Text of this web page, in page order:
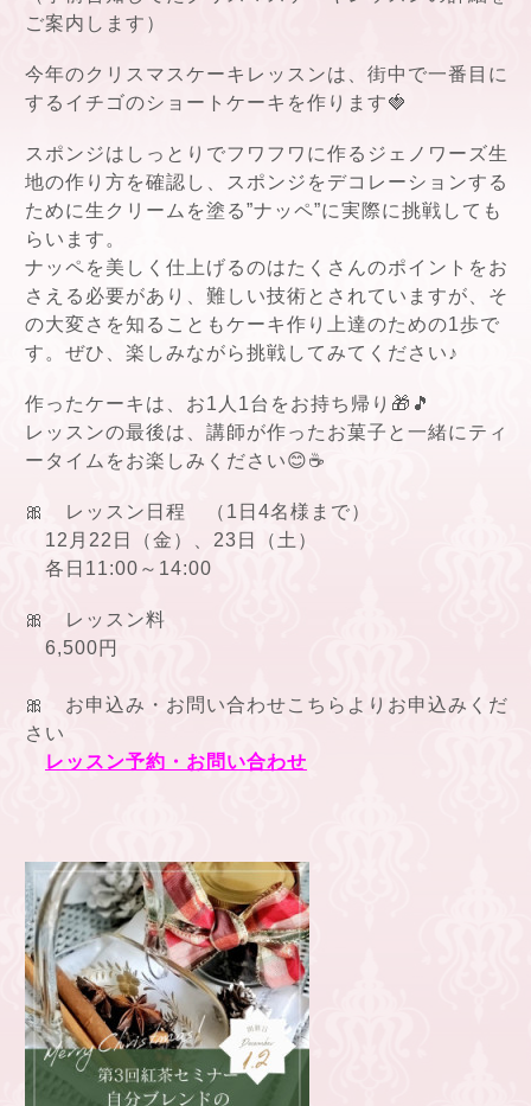
ご案内します）
今年のクリスマスケーキレッスンは、街中で一番目に
するイチゴのショートケーキを作ります🍓
スポンジはしっとりでフワフワに作るジェノワーズ生
地の作り方を確認し、スポンジをデコレーションする
ために生クリームを塗る”ナッペ”に実際に挑戦しても
らいます。
ナッペを美しく仕上げるのはたくさんのポイントをお
さえる必要があり、難しい技術とされていますが、そ
の大変さを知ることもケーキ作り上達のための1歩で
す。ぜひ、楽しみながら挑戦してみてください♪
作ったケーキは、お1人1台をお持ち帰り🎁🎵
レッスンの最後は、講師が作ったお菓子と一緒にティ
ータイムをお楽しみください😊☕
🎀 レッスン日程 （1日4名様まで）
12月22日（金）、23日（土）
各日11:00～14:00
🎀 レッスン料
6,500円
🎀 お申込み・お問い合わせこちらよりお申込みくだ
さい
レッスン予約・お問い合わせ